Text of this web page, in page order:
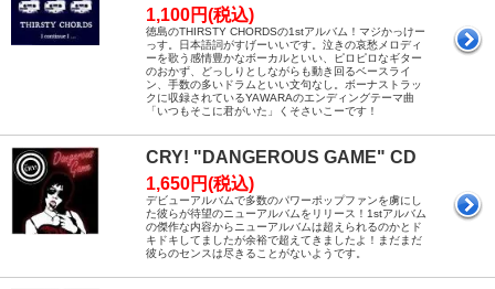
1,100円(税込)
徳島のTHIRSTY CHORDSの1stアルバム！マジかっけー
っす。日本語詞がすげーいいです。泣きの哀愁メロディ
ーを歌う感情豊かなボーカルといい、ピロピロなギター
のおかず、どっしりとしながらも動き回るベースライ
ン、手数の多いドラムといい文句なし。ボーナストラッ
クに収録されているYAWARAのエンディングテーマ曲
「いつもそこに君がいた」くそさいこーです！
CRY! "DANGEROUS GAME" CD
1,650円(税込)
デビューアルバムで多数のパワーポップファンを虜にし
た彼らが待望のニューアルバムをリリース！1stアルバム
の傑作な内容からニューアルバムは超えられるのかとド
キドキしてましたが余裕で超えてきましたよ！まだまだ
彼らのセンスは尽きることがないようです。